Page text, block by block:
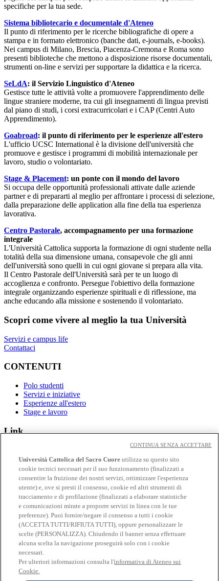
specifiche per la tua sede.
Sistema bibliotecario e documentale d'Ateneo
Il punto di riferimento per le ricerche bibliografiche di opere a
stampa e in formato elettronico (banche dati, e-journals, e-books).
Nei campus di Milano, Brescia, Piacenza-Cremona e Roma sono
presenti biblioteche che mettono a disposizione risorse documentali,
strumenti on-line e servizi per supportare la didattica e la ricerca.
SeLdA: il Servizio Linguistico d'Ateneo
Gestisce tutte le attività volte a promuovere l'apprendimento delle
lingue straniere moderne, tra cui gli insegnamenti di lingua previsti
dal piano di studi, i corsi extracurricolari e i CAP (Centri Auto
Apprendimento).
Goabroad: il punto di riferimento per le esperienze all'estero
L'ufficio UCSC International è la divisione dell'università che
promuove e gestisce i programmi di mobilità internazionale per
lavoro, studio o volontariato.
Stage & Placement: un ponte con il mondo del lavoro
Si occupa delle opportunità professionali attivate dalle aziende
partner e di prepararti al meglio per affrontare i processi di selezione,
dalla preparazione delle application alla fine della tua esperienza
lavorativa.
Centro Pastorale, accompagnamento per una formazione
integrale
L'Università Cattolica supporta la formazione di ogni studente nella
totalità della sua dimensione umana, consapevole che gli anni
dell'università sono quelli in cui ogni giovane si prepara alla vita.
Il Centro Pastorale dell'Università sarà per te un luogo di
accoglienza e confronto. Persegue l'obiettivo della formazione
integrale organizzando esperienze spirituali e di riflessione, ma
anche educando alla missione e sostenendo il volontariato.
Scopri come vivere al meglio la tua Università
Servizi e campus life
Contattaci
CONTENUTI
Polo studenti
Servizi e iniziative
Esperienze all'estero
Stage e lavoro
Link
Eventi
Avvisi
Social
Facebook
𝕏
Linkedin
Youtube
Instagram
Telegram
Spotify
Università Cattolica del Sacro Cuore utilizza su questo sito
cookie tecnici necessari per il suo funzionamento (finalizzati a
consentire la fruizione dei nostri servizi, ottimizzare l'esperienza
utente) e, ove si presti il consenso, cookie ed altri strumenti di
tracciamento e di profilazione (finalizzati a elaborare statistiche
e comunicazioni mirate a proporre servizi in linea con le tue
preferenze). Puoi fornire/negare il consenso a tutti i cookie
(ACCETTA TUTTI/RIFIUTA TUTTI), oppure personalizzare le
scelte (PERSONALIZZA). Chiudendo il banner senza effettuare
alcuna scelta la navigazione proseguirà solo con i cookie
necessari.
Per ulteriori informazioni consulta l'informativa di Ateneo sui
Cookie.
CONTINUA SENZA ACCETTARE